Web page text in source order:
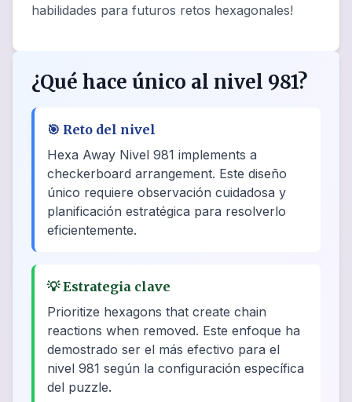
habilidades para futuros retos hexagonales!
¿Qué hace único al nivel 981?
🎯 Reto del nivel
Hexa Away Nivel 981 implements a
checkerboard arrangement. Este diseño
único requiere observación cuidadosa y
planificación estratégica para resolverlo
eficientemente.
💡Estrategia clave
Prioritize hexagons that create chain
reactions when removed. Este enfoque ha
demostrado ser el más efectivo para el
nivel 981 según la configuración específica
del puzzle.